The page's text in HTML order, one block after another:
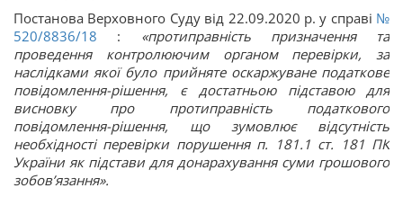
Постанова Верховного Суду від 22.09.2020 р. у справі №
520/8836/18 : «протиправність призначення та
проведення контролюючим органом перевірки, за
наслідками якої було прийняте оскаржуване податкове
повідомлення-рішення, є достатньою підставою для
висновку про протиправність податкового
повідомлення-рішення, що зумовлює відсутність
необхідності перевірки порушення п. 181.1 ст. 181 ПК
України як підстави для донарахування суми грошового
зобов’язання».